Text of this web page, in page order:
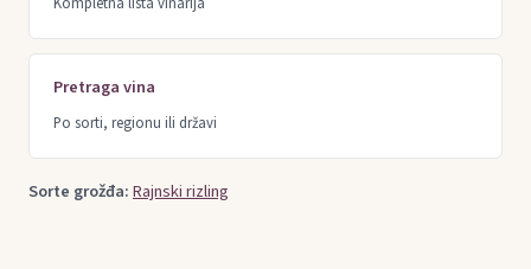
Pretraga vina
Po sorti, regionu ili državi
Sorte grožđa:Rajnski rizling